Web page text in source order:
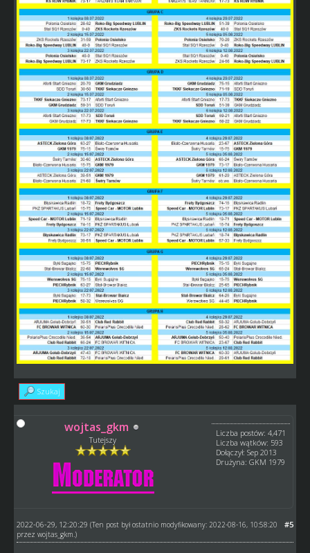
Szukaj
wojtas_gkm
Tutejszy
Liczba postów: 4,471
Liczba wątków: 593
Dołączył: Sep 2013
Drużyna: GKM 1979
#5
2022-06-29, 12:20:29 (Ten post był ostatnio modyfikowany: 2022-08-16, 10:58:20
przez wojtas_gkm.)